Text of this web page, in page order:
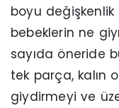
boyu
bebeklerin ne
sayıda öneride
tek parça, kalın
giydirmeyi ve